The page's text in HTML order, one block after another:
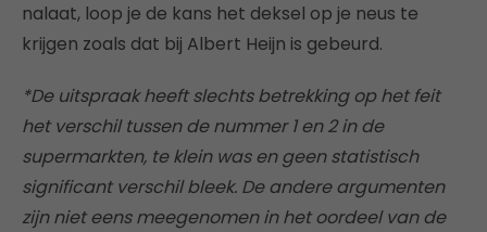
nalaat, loop je de kans het deksel op je neus te
krijgen zoals dat bij Albert Heijn is gebeurd.
*De uitspraak heeft slechts betrekking op het feit
het verschil tussen de nummer 1 en 2 in de
supermarkten, te klein was en geen statistisch
significant verschil bleek. De andere argumenten
zijn niet eens meegenomen in het oordeel van de